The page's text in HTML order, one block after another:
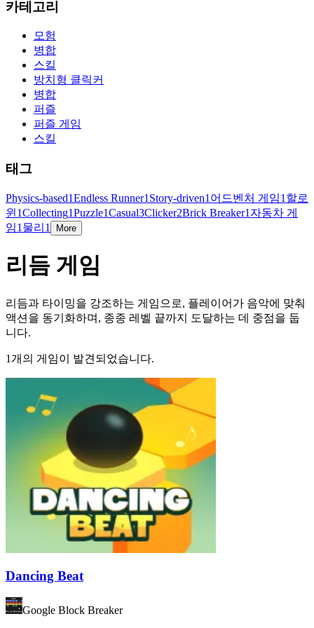
카테고리
모험
병합
스킬
방치형 클릭커
병합
퍼즐
퍼즐 게임
스킬
태그
Physics-based1Endless Runner1 Story-driven1 어드벤처 게임1 할로
윈 1Collecting1Puzzle1Casual3Clicker2Brick Breaker1 자동차 게
임1 물리 1 More
리듬 게임
리듬과 타이밍을 강조하는 게임으로, 플레이어가 음악에 맞춰
액션을 동기화하며, 종종 레벨 끝까지 도달하는 데 중점을 둡
니다.
1개의 게임이 발견되었습니다.
Dancing Beat
Google Block Breaker